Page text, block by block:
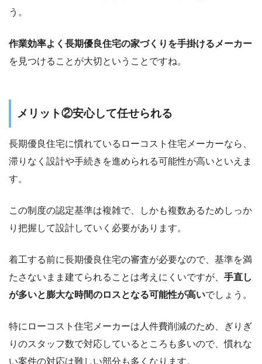
う。
作業効率よく長期優良住宅の家づくりを手掛けるメーカー
を見つけることが大切ということですね。
メリット②安心して任せられる
長期優良住宅に慣れているローコスト住宅メーカーなら、
滞りなく設計や手続きを進められる可能性が高いといえま
す。
この制度の認定基準は複雑で、しかも複数あるためしっか
り把握して設計していく必要があります。
着工する前に長期優良住宅の審査が必要なので、基準を満
たさないまま建てられることは考えにくいですが、 手直し
が多いと膨大な時間のロスとなる可能性が高いでしょう。
特にローコスト住宅メーカーは人件費削減のため、ぎりぎ
りのスタッフ数で対応しているところも多いので、慣れな
い案件の対応は難しい部分も多くなります。